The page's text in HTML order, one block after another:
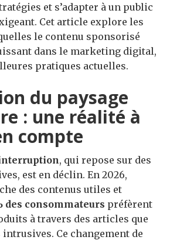
et s’adapter à un public
Cet article explore les
le contenu sponsorisé
dans le marketing digital,
pratiques actuelles.
du paysage
: une réalité à
compte
, qui repose sur des
est en déclin. En 2026,
des contenus utiles et
des consommateurs préfèrent
à travers des articles que
Ce changement de